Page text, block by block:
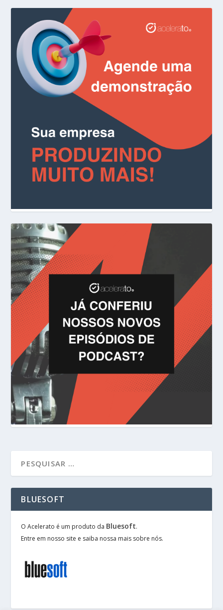
BLUESOFT
O Acelerato é um produto da Bluesoft.
Entre em nosso site e saiba nossa mais sobre nós.